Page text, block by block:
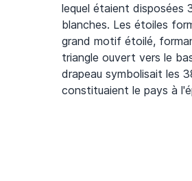
lequel étaient disposées
blanches. Les étoiles
grand motif étoilé,
triangle ouvert vers le
drapeau symbolisait les
constituaient le pays à